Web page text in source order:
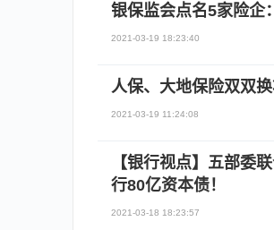
银保监会点名5家险企
2021-03-19 18:23:40
人保、大地保险双双
2021-03-19 11:24:08
【银行视点】五部委
行80亿资本债！
2021-03-18 18:23:57